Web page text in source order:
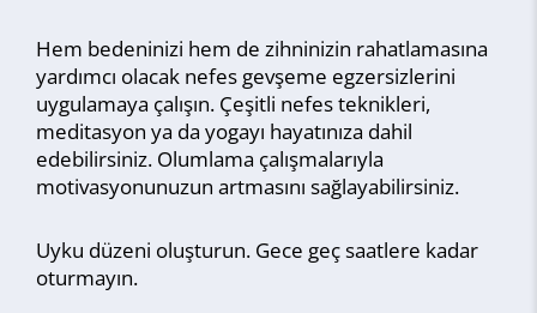
Hem bedeninizi hem de zihninizin rahatlamasına
yardımcı olacak nefes gevşeme egzersizlerini
uygulamaya çalışın. Çeşitli nefes teknikleri,
meditasyon ya da yogayı hayatınıza dahil
edebilirsiniz. Olumlama çalışmalarıyla
motivasyonunuzun artmasını sağlayabilirsiniz.
Uyku düzeni oluşturun. Gece geç saatlere kadar
oturmayın.